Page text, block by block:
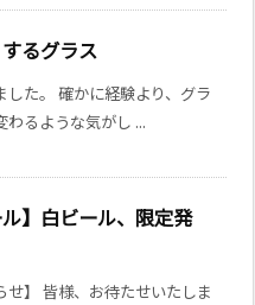
るグラス
した。 確かに経験より、グラ
わるような気がし ...
ル】白ビール、限定発
せ】 皆様、お待たせいたしま